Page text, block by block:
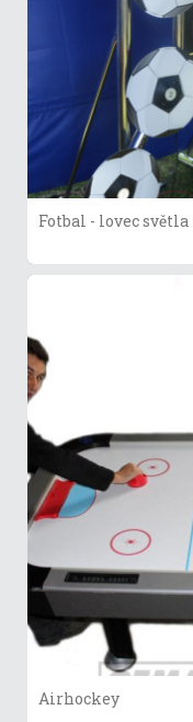
Fotbal - lovec světla
Airhockey